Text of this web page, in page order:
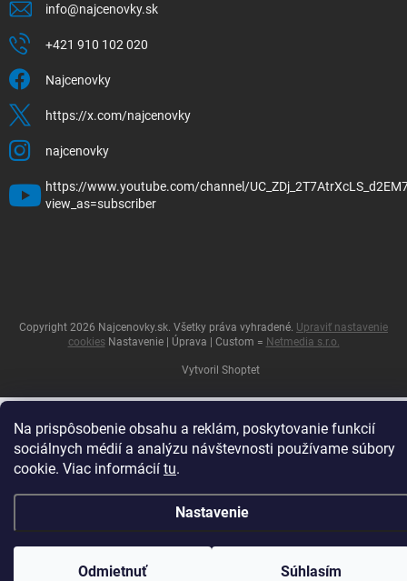
Na prispôsobenie obsahu a reklám, poskytovanie funkcií
sociálnych médií a analýzu návštevnosti používame súbory
cookie. Viac informácií tu.
Nastavenie
Odmietnuť Súhlasím
info@najcenovky.sk
+421 910 102 020
Najcenovky
https://x.com/najcenovky
najcenovky
https://www.youtube.com/channel/
view_as=subscriber
Vytvoril Shoptet
Copyright 2026 Najcenovky.sk . Všetky práva vyhradené. Upraviť nastavenie
cookiesNastavenie | Úprava | Custom = Netmedia s.r.o.